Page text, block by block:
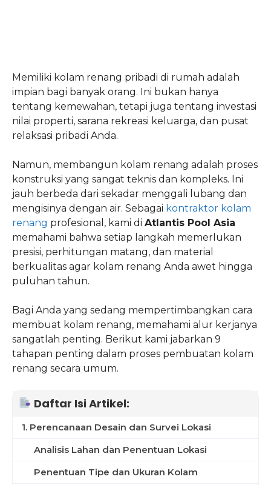
Memiliki kolam renang pribadi di rumah adalah
impian bagi banyak orang. Ini bukan hanya
tentang kemewahan, tetapi juga tentang investasi
nilai properti, sarana rekreasi keluarga, dan pusat
relaksasi pribadi Anda.
Namun, membangun kolam renang adalah proses
konstruksi yang sangat teknis dan kompleks. Ini
jauh berbeda dari sekadar menggali lubang dan
mengisinya dengan air. Sebagai kontraktor kolam
renang profesional, kami di Atlantis Pool Asia
memahami bahwa setiap langkah memerlukan
presisi, perhitungan matang, dan material
berkualitas agar kolam renang Anda awet hingga
puluhan tahun.
Bagi Anda yang sedang mempertimbangkan cara
membuat kolam renang, memahami alur kerjanya
sangatlah penting. Berikut kami jabarkan 9
tahapan penting dalam proses pembuatan kolam
renang secara umum.
Daftar Isi Artikel:
1. Perencanaan Desain dan Survei Lokasi
Analisis Lahan dan Penentuan Lokasi
Penentuan Tipe dan Ukuran Kolam